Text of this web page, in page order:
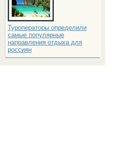
Туроператоры определили
самые популярные
направления отдыха для
россиян